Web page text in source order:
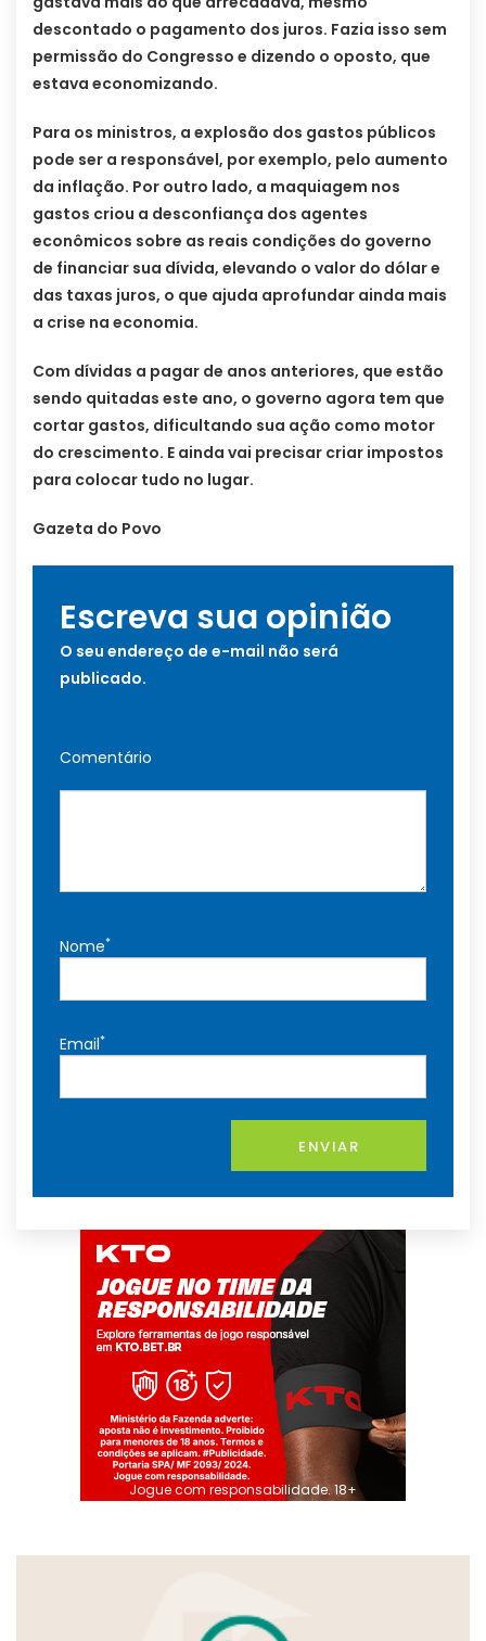
descontado o pagamento dos juros. Fazia isso sem
permissão do Congresso e dizendo o oposto, que
estava economizando.
Para os ministros, a explosão dos gastos públicos
pode ser a responsável, por exemplo, pelo aumento
da inflação. Por outro lado, a maquiagem nos
gastos criou a desconfiança dos agentes
econômicos sobre as reais condições do governo
de financiar sua dívida, elevando o valor do dólar e
das taxas juros, o que ajuda aprofundar ainda mais
a crise na economia.
Com dívidas a pagar de anos anteriores, que estão
sendo quitadas este ano, o governo agora tem que
cortar gastos, dificultando sua ação como motor
do crescimento. E ainda vai precisar criar impostos
para colocar tudo no lugar.
Gazeta do Povo
Escreva sua opinião
O seu endereço de e-mail não será
publicado.
Comentário
Nome*
Email*
ENVIAR
Jogue com responsabilidade. 18+